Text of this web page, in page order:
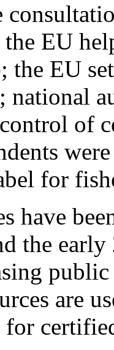
EU
the EU
national
of
for
have
the
public
are
for